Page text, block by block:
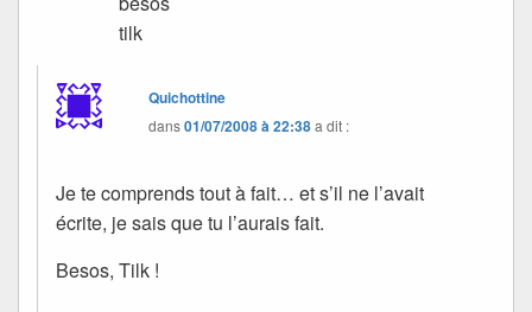
tilk
Quichottine
dans01/07/2008 à 22:38a dit :
Je te comprends tout à fait… et s’il ne l’avait
écrite, je sais que tu l’aurais fait.
Besos, Tilk !